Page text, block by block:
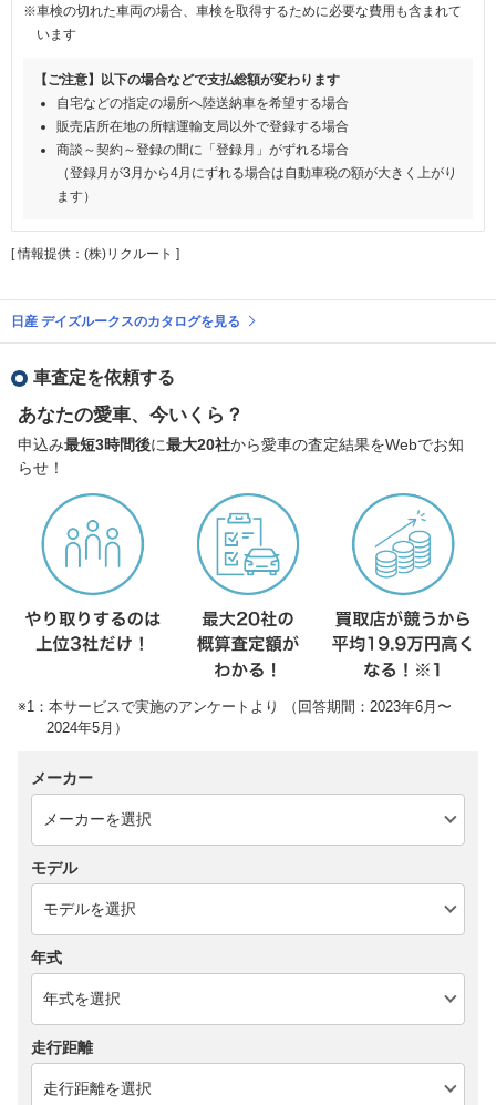
※車検の切れた車両の場合、車検を取得するために必要な費用も含まれて
います
【ご注意】以下の場合などで支払総額が変わります
自宅などの指定の場所へ陸送納車を希望する場合
販売店所在地の所轄運輸支局以外で登録する場合
商談～契約～登録の間に「登録月」がずれる場合
（登録月が3月から4月にずれる場合は自動車税の額が大きく上がり
ます）
[ 情報提供：(株)リクルート ]
日産 デイズルークスのカタログを見る
車査定を依頼する
あなたの愛車、今いくら？
申込み最短3時間後に最大20社から愛車の査定結果をWebでお知
らせ！
※1：本サービスで実施のアンケートより （回答期間：2023年6月〜
2024年5月）
メーカー
モデル
年式
走行距離